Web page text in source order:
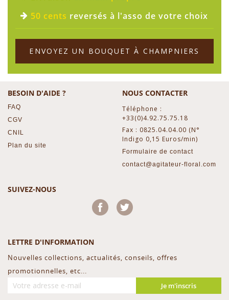
50 cents reversés à l'asso de votre choix
ENVOYEZ UN BOUQUET À CHAMPNIERS
BESOIN D'AIDE ?
FAQ
CGV
CNIL
Plan du site
NOUS CONTACTER
Téléphone :
+33(0)4.92.75.75.18
Fax : 0825.04.04.00 (N°
Indigo 0,15 Euros/min)
Formulaire de contact
contact@agitateur-floral.com
SUIVEZ-NOUS
Facebook
LETTRE D'INFORMATION
Nouvelles collections, actualités, conseils, offres
promotionnelles, etc...
Je m'inscris